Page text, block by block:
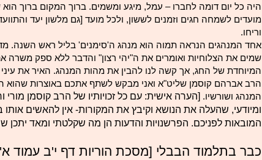
היה כל יום דומה לחברו – עמל, מיגע ומשמים. ברוך המקום ברוך הוא
מועדים לשמחה חגים וזמנים לששון, ולכל מועד [גם מלשון יעד
וריחו.
אחד המנהגים הנראה תמוה הוא מנהג ה'סימנים' בליל ראש השנה.
שמים את הצלוחיות ואומרים את ה"יהי רצון" והדבר ללא ספק משרה
המיוחדת של החג, אך קשה לנו להבין את מהות המנהג. האיר את עיני
הרב אברהם קוסמן שליט"א ואני מבקש לשתף אתכם באוצרות שהוא
המנהג ושורשיו. [הערה אישית: עם כל זכויותיו של הרב קוסמן מורי
ומיודעי, שהעלה את הנושא וקיבץ את המקורות- אין להאשים אותו
המובאות לפניכם. הפרשנויות והדעות הן מה שקלטתי ומאד יתכן
כבר בתלמוד הבבלי [מסכת הוריות דף י'ב עמוד